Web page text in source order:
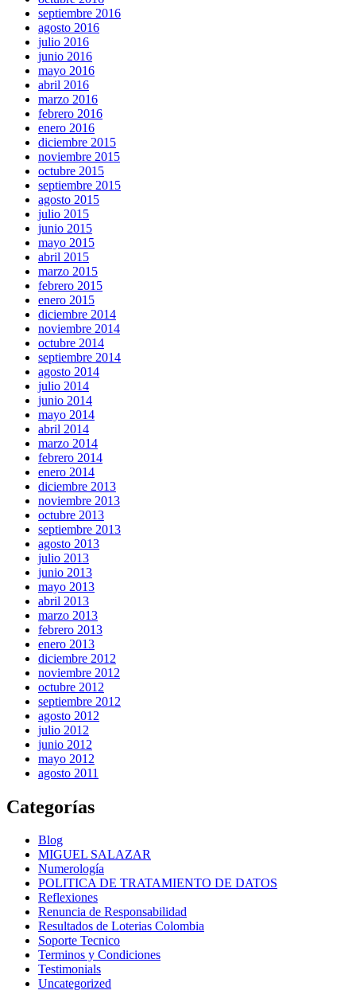
septiembre 2016
agosto 2016
julio 2016
junio 2016
mayo 2016
abril 2016
marzo 2016
febrero 2016
enero 2016
diciembre 2015
noviembre 2015
octubre 2015
septiembre 2015
agosto 2015
julio 2015
junio 2015
mayo 2015
abril 2015
marzo 2015
febrero 2015
enero 2015
diciembre 2014
noviembre 2014
octubre 2014
septiembre 2014
agosto 2014
julio 2014
junio 2014
mayo 2014
abril 2014
marzo 2014
febrero 2014
enero 2014
diciembre 2013
noviembre 2013
octubre 2013
septiembre 2013
agosto 2013
julio 2013
junio 2013
mayo 2013
abril 2013
marzo 2013
febrero 2013
enero 2013
diciembre 2012
noviembre 2012
octubre 2012
septiembre 2012
agosto 2012
julio 2012
junio 2012
mayo 2012
agosto 2011
Categorías
Blog
MIGUEL SALAZAR
Numerología
POLITICA DE TRATAMIENTO DE DATOS
Reflexiones
Renuncia de Responsabilidad
Resultados de Loterias Colombia
Soporte Tecnico
Terminos y Condiciones
Testimonials
Uncategorized